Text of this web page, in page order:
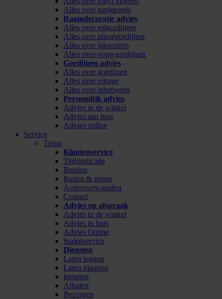
Alles over tapijttegels
Raamdecoratie advies
Alles over rolgordijnen
Alles over plisségordijnen
Alles over jaloezieën
Alles over vouwgordijnen
Gordijnen advies
Alles over gordijnen
Alles over vitrage
Alles over inbetween
Persoonlijk advies
Advies in de winkel
Advies aan huis
Advies online
Service
Terug
Klantenservice
Tijdsindicatie
Betalen
Ruilen & retour
Actievoorwaarden
Contact
Advies op afspraak
Advies in de winkel
Advies in huis
Advies Online
Stalenservice
Diensten
Laten leggen
Laten plaatsen
Inmeten
Afhalen
Bezorgen